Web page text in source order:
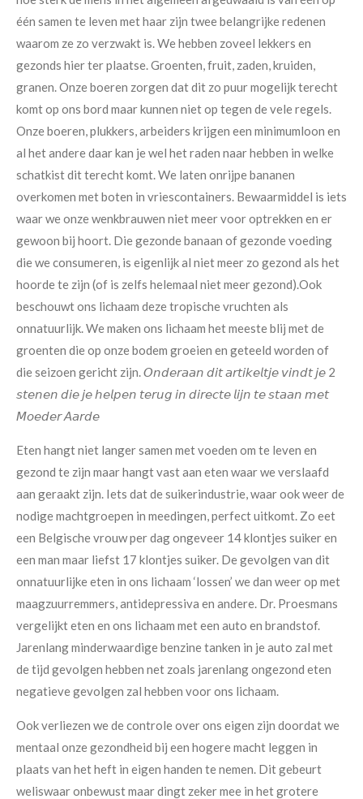
één samen te leven met haar zijn twee belangrijke redenen
waarom ze zo verzwakt is. We hebben zoveel lekkers en
gezonds hier ter plaatse. Groenten, fruit, zaden, kruiden,
granen. Onze boeren zorgen dat dit zo puur mogelijk terecht
komt op ons bord maar kunnen niet op tegen de vele regels.
Onze boeren, plukkers, arbeiders krijgen een minimumloon en
al het andere daar kan je wel het raden naar hebben in welke
schatkist dit terecht komt.We laten onrijpe bananen
overkomen met boten in vriescontainers. Bewaarmiddel is iets
waar we onze wenkbrauwen niet meer voor optrekken en er
gewoon bij hoort. Die gezonde banaan of gezonde voeding
die we consumeren, is eigenlijk al niet meer zo gezond als het
hoorde te zijn (of is zelfs helemaal niet meer gezond).Ook
beschouwt ons lichaam deze tropische vruchten als
onnatuurlijk. We maken ons lichaam het meeste blij met de
groenten die op onze bodem groeien en geteeld worden of
die seizoen gericht zijn.𝘖𝘯𝘥𝘦𝘳𝘢𝘢𝘯 𝘥𝘪𝘵 𝘢𝘳𝘵𝘪𝘬𝘦𝘭𝘵𝘫𝘦 𝘷𝘪𝘯𝘥𝘵 𝘫𝘦 2
𝘴𝘵𝘦𝘯𝘦𝘯 𝘥𝘪𝘦 𝘫𝘦 𝘩𝘦𝘭𝘱𝘦𝘯 𝘵𝘦𝘳𝘶𝘨 𝘪𝘯 𝘥𝘪𝘳𝘦𝘤𝘵𝘦 𝘭𝘪𝘫𝘯 𝘵𝘦 𝘴𝘵𝘢𝘢𝘯 𝘮𝘦𝘵
𝘔𝘰𝘦𝘥𝘦𝘳 𝘈𝘢𝘳𝘥𝘦
Eten hangt niet langer samen met voeden om te leven en
gezond te zijn maar hangt vast aan eten waar we verslaafd
aan geraakt zijn. Iets dat de suikerindustrie, waar ook weer de
nodige machtgroepen in meedingen, perfect uitkomt. Zo eet
een Belgische vrouw per dag ongeveer 14 klontjes suiker en
een man maar liefst 17 klontjes suiker. De gevolgen van dit
onnatuurlijke eten in ons lichaam ‘lossen’ we dan weer op met
maagzuurremmers, antidepressiva en andere. Dr. Proesmans
vergelijkt eten en ons lichaam met een auto en brandstof.
Jarenlang minderwaardige benzine tanken in je auto zal met
de tijd gevolgen hebben net zoals jarenlang ongezond eten
negatieve gevolgen zal hebben voor ons lichaam.
Ook verliezen we de controle over ons eigen zijn doordat we
mentaal onze gezondheid bij een hogere macht leggen in
plaats van het heft in eigen handen te nemen. Dit gebeurt
weliswaar onbewust maar dingt zeker mee in het grotere